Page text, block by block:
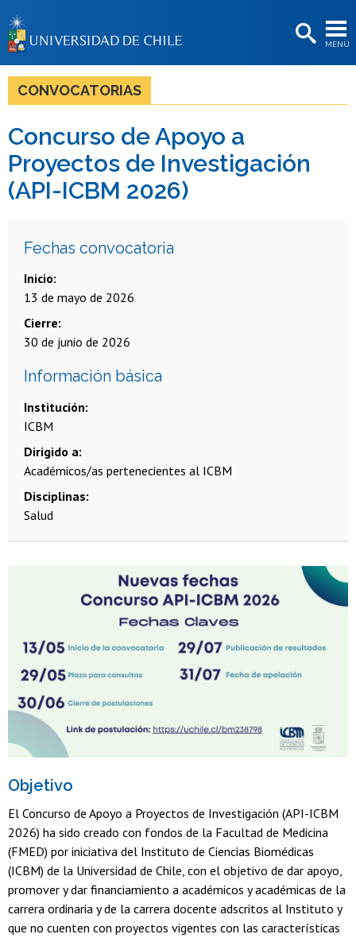
MENÚ
BIBLIOTECAS
LA UNIVERSIDAD
Estudiantes
Académicas/os
Egresadas/os
CONVOCATORIAS
Concurso de Apoyo a
Proyectos de Investigación
(API-ICBM 2026)
Fechas convocatoria
Inicio
13 de mayo de 2026
Cierre
30 de junio de 2026
Información básica
Institución
ICBM
Dirigido a
Académicos/as pertenecientes al ICBM
Disciplinas
Salud
Objetivo
El Concurso de Apoyo a Proyectos de Investigación (API-ICBM
2026) ha sido creado con fondos de la Facultad de Medicina
(FMED) por iniciativa del Instituto de Ciencias Biomédicas
(ICBM) de la Universidad de Chile, con el objetivo de dar apoyo,
promover y dar financiamiento a académicos y académicas de la
carrera ordinaria y de la carrera docente adscritos al Instituto y
que no cuenten con proyectos vigentes con las características